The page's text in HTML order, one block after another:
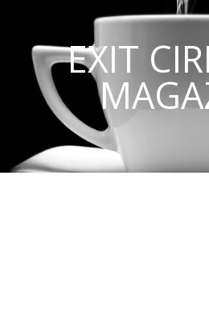
EXIT